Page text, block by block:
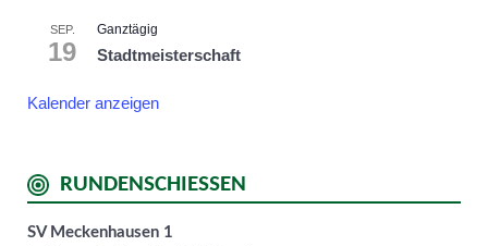
SEP.
19
Ganztägig
Stadtmeisterschaft
Kalender anzeigen
RUNDENSCHIESSEN
SV Meckenhausen 1